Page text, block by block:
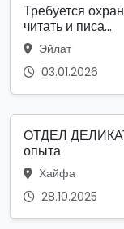
Требуется
читать и писа...
Эйлат
03.01.2026
ОТДЕЛ
опыта
Хайфа
28.10.2025